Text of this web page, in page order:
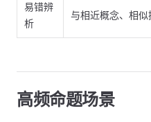
易错辨
析
与相近概念、相
高频命题场景